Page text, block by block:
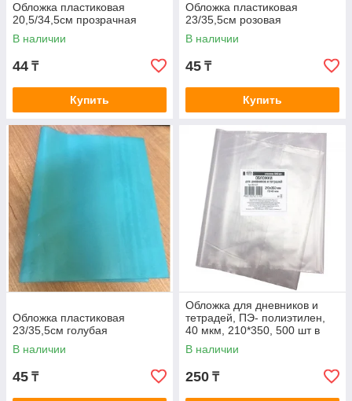
Обложка пластиковая
20,5/34,5см прозрачная
В наличии
44 ₸
Купить
Обложка пластиковая
23/35,5см розовая
В наличии
45 ₸
Купить
Обложка пластиковая
23/35,5см голубая
В наличии
45 ₸
Обложка для дневников и
тетрадей, ПЭ- полиэтилен,
40 мкм, 210*350, 500 шт в
упак, цена за 1 шт
В наличии
250 ₸